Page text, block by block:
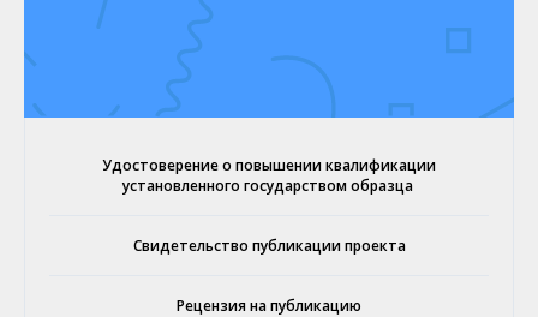
Удостоверение о повышении квалификации
установленного государством образца
Свидетельство публикации проекта
Рецензия на публикацию